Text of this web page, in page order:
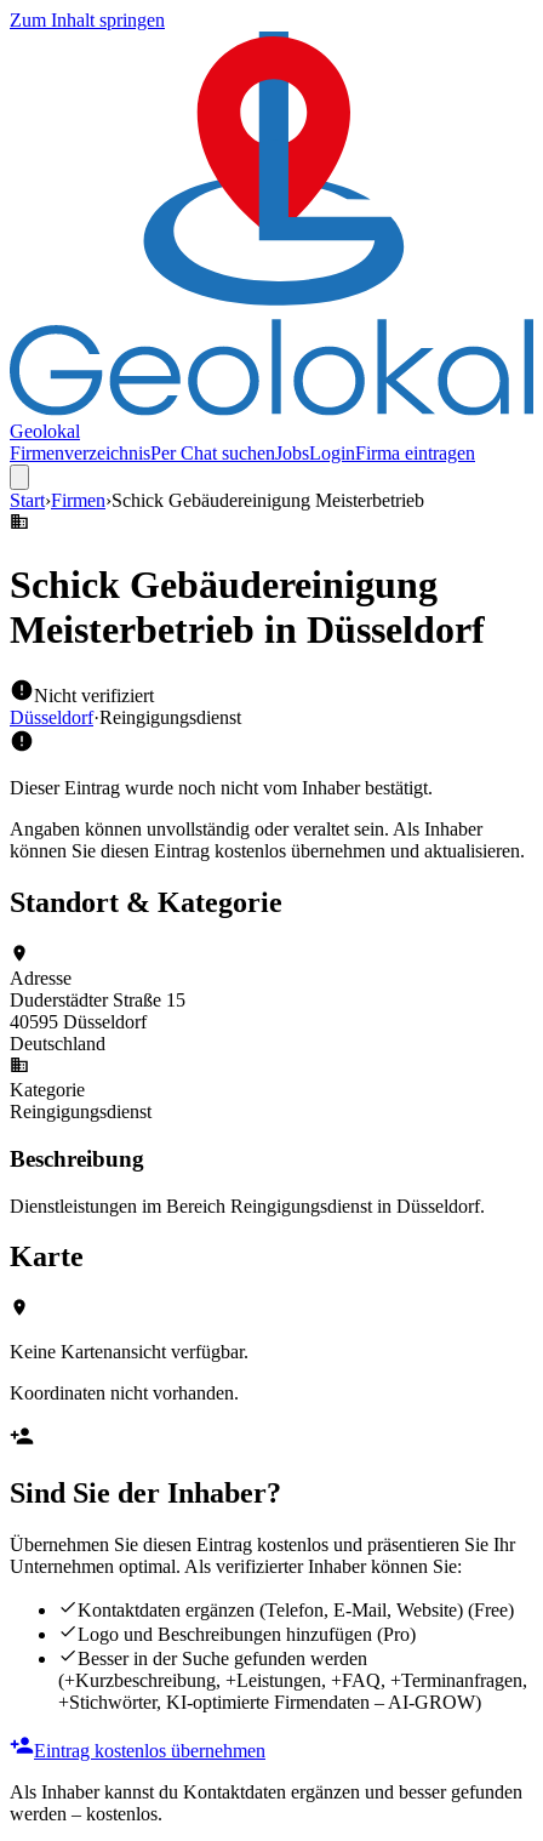
Zum Inhalt springen
Geolokal
FirmenverzeichnisPer Chat suchenJobsLoginFirma eintragen
Start›Firmen›Schick Gebäudereinigung Meisterbetrieb
Schick Gebäudereinigung
Meisterbetrieb in Düsseldorf
Nicht verifiziert
Düsseldorf·Reingigungsdienst
Dieser Eintrag wurde noch nicht vom Inhaber bestätigt.
Angaben können unvollständig oder veraltet sein. Als Inhaber
können Sie diesen Eintrag kostenlos übernehmen und aktualisieren.
Standort & Kategorie
Adresse
Duderstädter Straße 15
40595 Düsseldorf
Deutschland
Kategorie
Reingigungsdienst
Beschreibung
Dienstleistungen im Bereich Reingigungsdienst in Düsseldorf.
Karte
Keine Kartenansicht verfügbar.
Koordinaten nicht vorhanden.
Sind Sie der Inhaber?
Übernehmen Sie diesen Eintrag kostenlos und präsentieren Sie Ihr
Unternehmen optimal. Als verifizierter Inhaber können Sie:
Kontaktdaten ergänzen (Telefon, E-Mail, Website) (Free)
Logo und Beschreibungen hinzufügen (Pro)
Besser in der Suche gefunden werden
(+Kurzbeschreibung, +Leistungen, +FAQ, +Terminanfragen,
+Stichwörter, KI-optimierte Firmendaten – AI-GROW)
Eintrag kostenlos übernehmen
Als Inhaber kannst du Kontaktdaten ergänzen und besser gefunden
werden – kostenlos.